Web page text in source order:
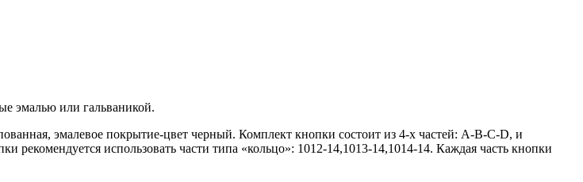
эмалью или гальваникой.
эмалевое покрытие-цвет черный. Комплект кнопки состоит из 4-х частей: А-В-С-D, и
рекомендуется использовать части типа «кольцо»: 1012-14,1013-14,1014-14. Каждая часть кнопки